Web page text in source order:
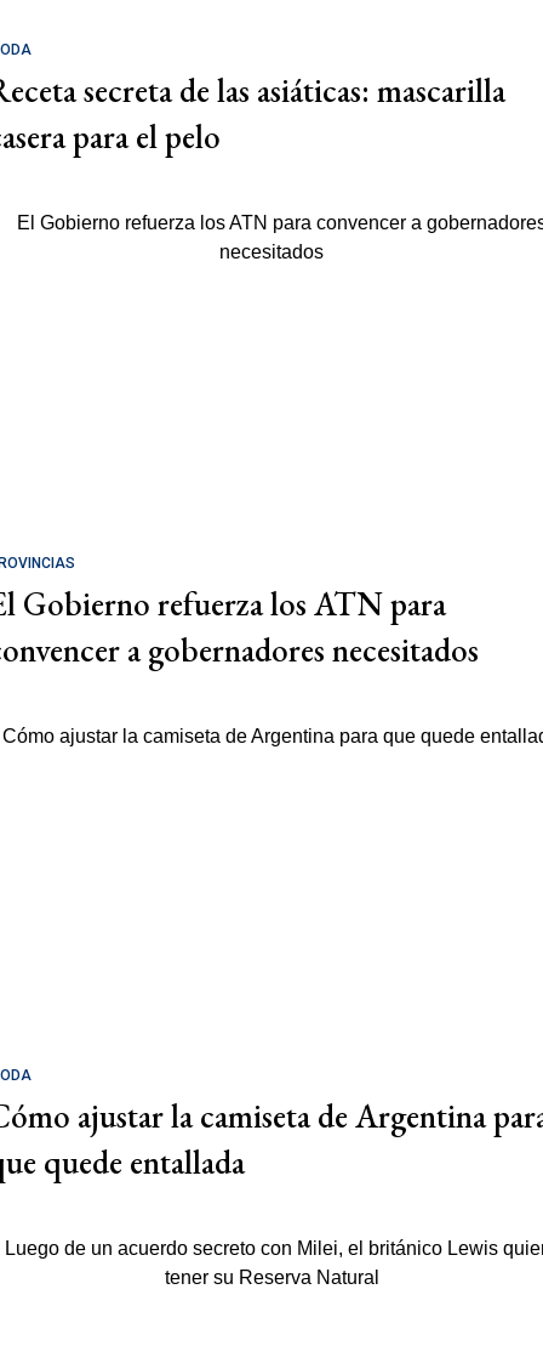
secreta de las asiáticas: mascarilla
para el pelo
Gobierno refuerza los ATN para
a gobernadores necesitados
ajustar la camiseta de Argentina
quede entallada